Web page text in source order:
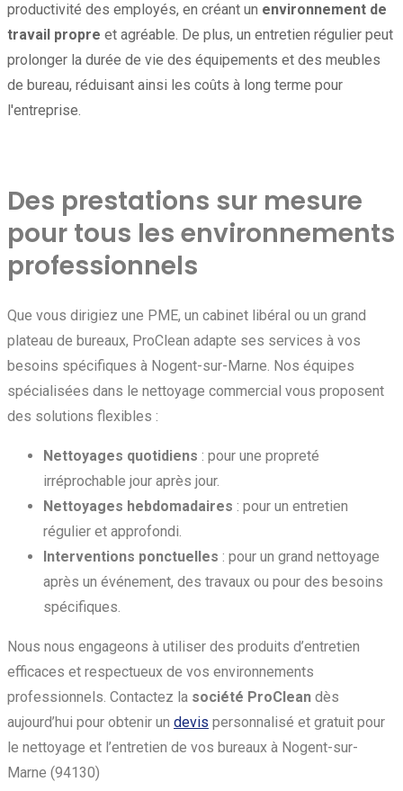
productivité des employés, en créant un environnement de
travail propre et agréable. De plus, un entretien régulier peut
prolonger la durée de vie des équipements et des meubles
de bureau, réduisant ainsi les coûts à long terme pour
l'entreprise.
Des prestations sur mesure
pour tous les environnements
professionnels
Que vous dirigiez une PME, un cabinet libéral ou un grand
plateau de bureaux, ProClean adapte ses services à vos
besoins spécifiques à Nogent-sur-Marne. Nos équipes
spécialisées dans le nettoyage commercial vous proposent
des solutions flexibles :
Nettoyages quotidiens : pour une propreté
irréprochable jour après jour.
Nettoyages hebdomadaires : pour un entretien
régulier et approfondi.
Interventions ponctuelles : pour un grand nettoyage
après un événement, des travaux ou pour des besoins
spécifiques.
Nous nous engageons à utiliser des produits d’entretien
efficaces et respectueux de vos environnements
professionnels. Contactez la société ProClean dès
aujourd’hui pour obtenir un devis personnalisé et gratuit pour
le nettoyage et l’entretien de vos bureaux à Nogent-sur-
Marne (94130)